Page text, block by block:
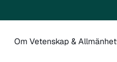
Om Vetenskap & Allmänhet